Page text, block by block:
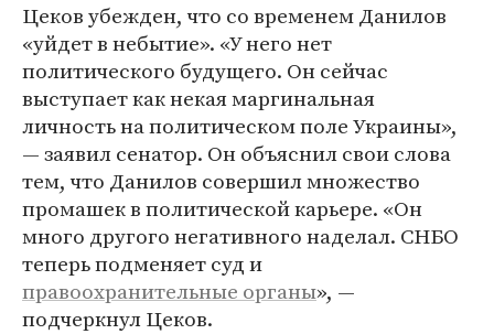
Цеков убежден, что со временем Данилов
«уйдет в небытие». «У него нет
политического будущего. Он сейчас
выступает как некая маргинальная
личность на политическом поле Украины»,
— заявил сенатор. Он объяснил свои слова
тем, что Данилов совершил множество
промашек в политической карьере. «Он
много другого негативного наделал. СНБО
теперь подменяет суд и
правоохранительные органы», —
подчеркнул Цеков.